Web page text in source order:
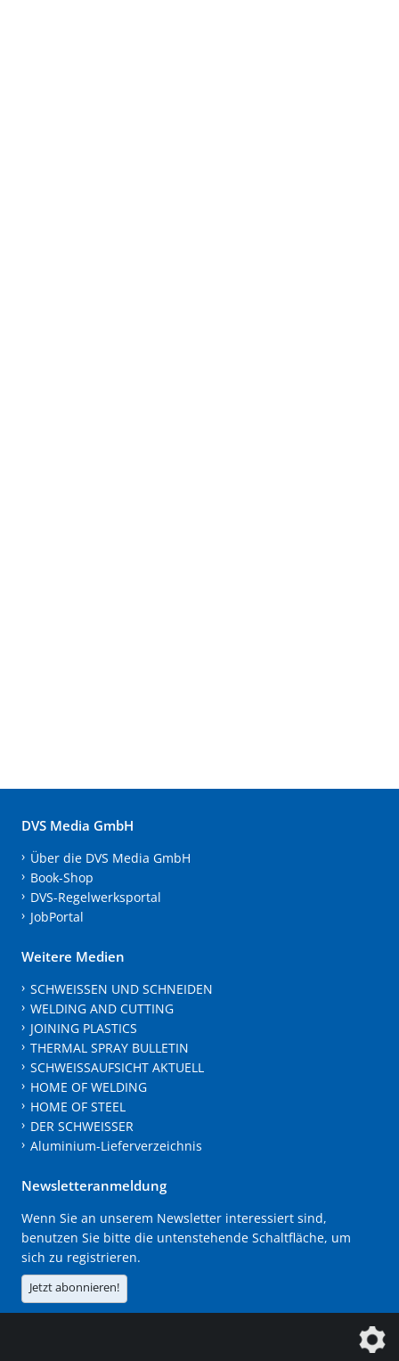
DVS Media GmbH
Über die DVS Media GmbH
Book-Shop
DVS-Regelwerksportal
JobPortal
Weitere Medien
SCHWEISSEN UND SCHNEIDEN
WELDING AND CUTTING
JOINING PLASTICS
THERMAL SPRAY BULLETIN
SCHWEISSAUFSICHT AKTUELL
HOME OF WELDING
HOME OF STEEL
DER SCHWEISSER
Aluminium-Lieferverzeichnis
Newsletteranmeldung
Wenn Sie an unserem Newsletter interessiert sind,
benutzen Sie bitte die untenstehende Schaltfläche, um
sich zu registrieren.
Jetzt abonnieren!